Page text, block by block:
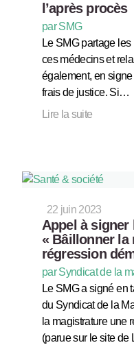
l’après procès
par SMG
Le SMG partage
ces médecins et
également, en
frais de justice. Si…
Lire la suite
22 juin 2023
Appel à signer
« Bâillonner la
régression
par Syndicat de la
Le SMG a signé en
du Syndicat de la
la magistrature une
(parue sur le site